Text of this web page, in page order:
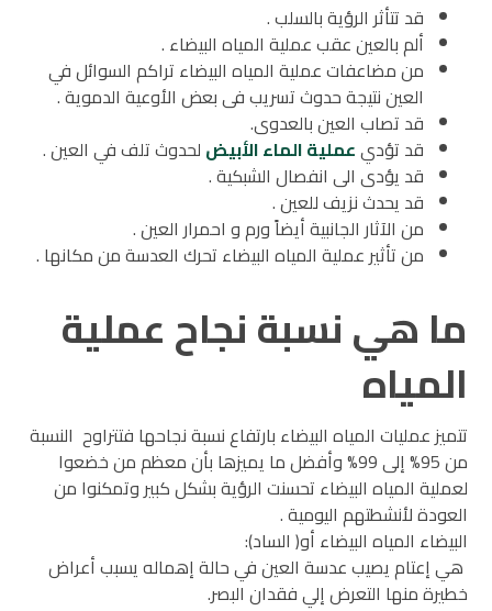
قد تتأثر الرؤية بالسلب .
ألم بالعين عقب عملية المياه البيضاء .
من مضاعفات عملية المياه البيضاء تراكم السوائل في
العين نتيجة حدوث تسريب فى بعض الأوعية الدموية .
قد تصاب العين بالعدوى.
قد تؤديعملية الماء الأبيض لحدوث تلف في العين .
قد يؤدى الى انفصال الشبكية .
قد يحدث نزيف للعين .
من الآثار الجانبية أيضاً ورم و احمرار العين .
من تأثير عملية المياه البيضاء تحرك العدسة من مكانها .
ما هي نسبة نجاح عملية
المياه
تتميز عمليات المياه البيضاء بارتفاع نسبة نجاحها فتتراوح النسبة
من 95% إلى 99% وأفضل ما يميزها بأن معظم من خضعوا
لعملية المياه البيضاء تحسنت الرؤية بشكل كبير وتمكنوا من
العودة لأنشطتهم اليومية .
البيضاء المياه البيضاء أو( الساد):
هي إعتام يصيب عدسة العين في حالة إهماله يسبب أعراض
خطيرة منها التعرض إلي فقدان البصر.